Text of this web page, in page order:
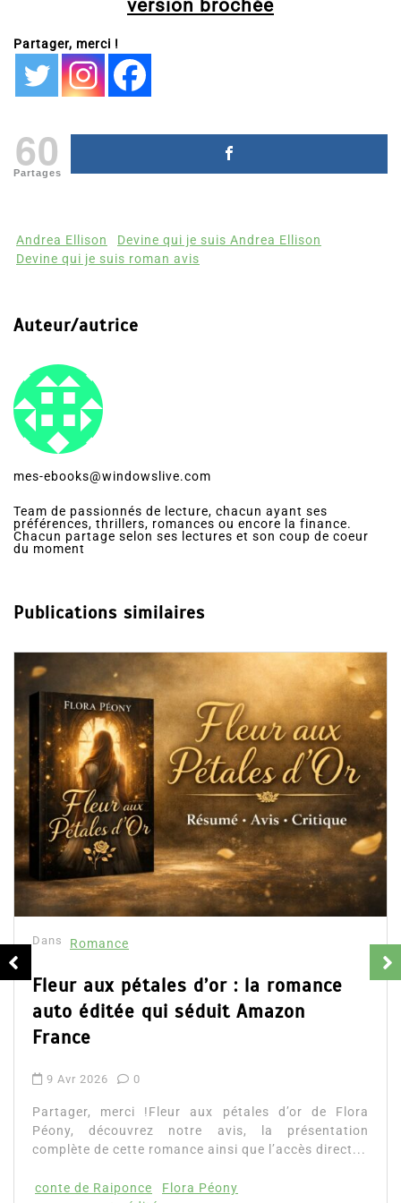
version brochée
Partager, merci !
60
Partages
Andrea Ellison
Devine qui je suis Andrea Ellison
Devine qui je suis roman avis
Auteur/autrice
mes-ebooks@windowslive.com
Team de passionnés de lecture, chacun ayant ses
préférences, thrillers, romances ou encore la finance.
Chacun partage selon ses lectures et son coup de coeur
du moment
Publications similaires
Dans Romance
Fleur aux pétales d’or : la romance
auto éditée qui séduit Amazon
France
9 Avr 2026 0
Partager, merci !Fleur aux pétales d’or de Flora
Péony, découvrez notre avis, la présentation
complète de cette romance ainsi que l’accès direct...
conte de Raiponce
Flora Péony